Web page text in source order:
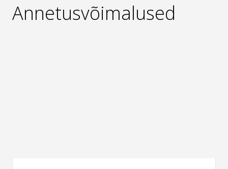
Annetusvõimalused